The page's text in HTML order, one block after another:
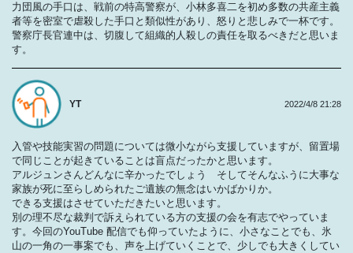
力団風の手口は、戦前の特高警察が、小林多喜二を初め多数の共産主義
者等を密室で虐殺した手口と類似性があり、怒りと悲しみで一杯です。
警察庁長官連中は、切腹して組織的人殺しの責任を取るべきだと思いま
す。
YT
入管や技能実習の問題については微小ながら支援していますが、留置場
で同じことが起きていることは盲点だったかと思います。
アルジュンさんどんなに辛かったでしょう そしてそんなふうに大事な
家族が死に至らしめられたご遺族の無念はいかばかりか。
できる支援はさせていただきたいと思います。
別の理不尽な裁判で訴えられている方の支援の会を有志でやっていま
す。今回のYouTube 配信でも仰っていたように、小さなことでも、氷
山の一角の一事案でも、声を上げていくことで、少しでも大きくしてい
2022/4/8 21:28